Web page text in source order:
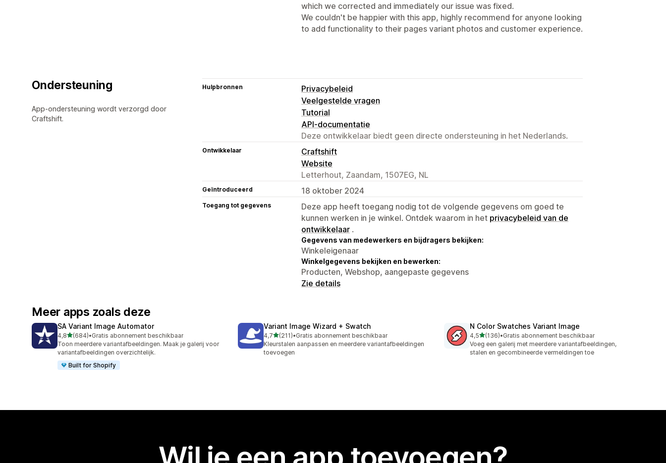
which we corrected and immediately our issue was fixed.
We couldn't be happier with this app, highly recommend for anyone looking
to add functionality to their pages variant photos and customer experience.
Ondersteuning
App-ondersteuning wordt verzorgd door
Craftshift.
Hulpbronnen
Privacybeleid
Veelgestelde vragen
Tutorial
API-documentatie
Deze ontwikkelaar biedt geen directe ondersteuning in het Nederlands.
Ontwikkelaar
Craftshift
Website
Letterhout, Zaandam, 1507EG, NL
Geïntroduceerd 18 oktober 2024
Toegang tot gegevens
Deze app heeft toegang nodig tot de volgende gegevens om goed te
kunnen werken in je winkel. Ontdek waarom in het privacybeleid van de
ontwikkelaar .
Gegevens van medewerkers en bijdragers bekijken:
Winkeleigenaar
Winkelgegevens bekijken en bewerken:
Producten, Webshop, aangepaste gegevens
Zie details
Meer apps zoals deze
SA Variant Image Automator
4,8van 5 sterren
(684)
684 recensies in totaal
•Gratis abonnement beschikbaar
Toon meerdere variantafbeeldingen. Maak je galerij voor
variantafbeeldingen overzichtelijk.
Built for Shopify
Variant Image Wizard + Swatch
4,7van 5 sterren
(211)
211 recensies in totaal
•Gratis abonnement beschikbaar
Kleurstalen aanpassen en meerdere variantafbeeldingen
toevoegen
N Color Swatches Variant Image
4,5van 5 sterren
(136)
136 recensies in totaal
•Gratis abonnement beschikbaar
Voeg een galerij met meerdere variantafbeeldingen,
stalen en gecombineerde vermeldingen toe